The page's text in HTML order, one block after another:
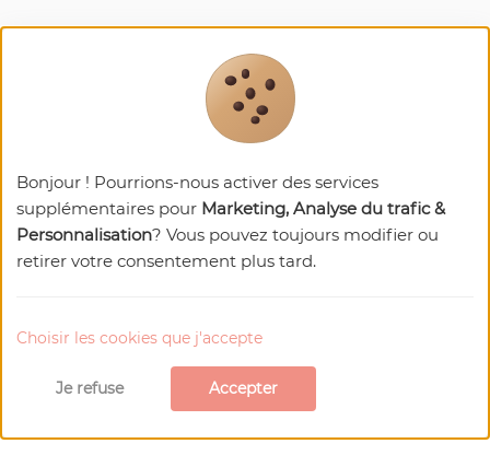
Nosrecommandations
Bonjour ! Pourrions-nous activer des services
supplémentaires pour Marketing, Analyse du trafic &
Personnalisation? Vous pouvez toujours modifier ou
retirer votre consentement plus tard.
Choisir les cookies que j'accepte
Je refuse Accepter